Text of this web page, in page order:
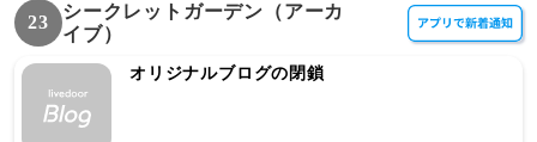
23
シークレットガーデン（アーカ
イブ）
オリジナルブログの閉鎖